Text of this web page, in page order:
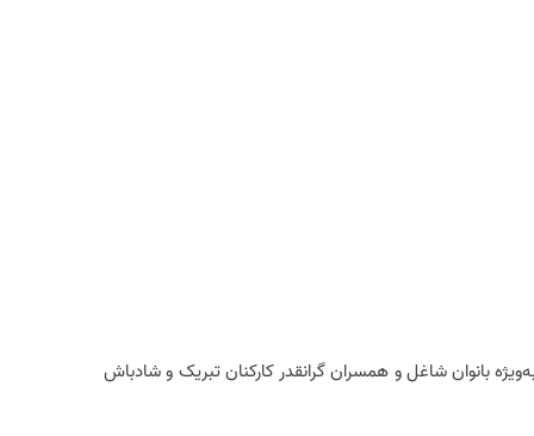
بانوان شاغل و همسران گرانقدر کارکنان تبریک و شادباش